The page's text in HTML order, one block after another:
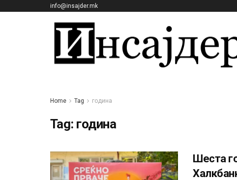
info@insajder.mk
Home Tag година
Tag: година
Шеста